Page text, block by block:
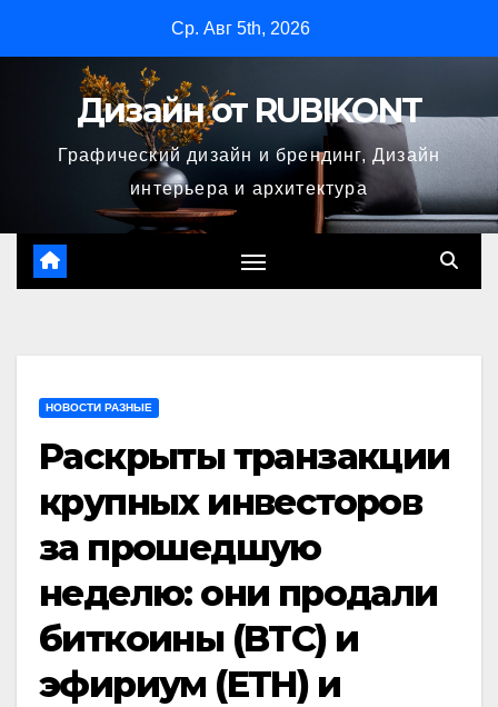
содержимому
Ср. Авг 5th, 2026
Дизайн от RUBIKONT
Графический дизайн и брендинг, Дизайн
интерьера и архитектура
НОВОСТИ РАЗНЫЕ
Раскрыты транзакции
крупных инвесторов
за прошедшую
неделю: они продали
биткоины (BTC) и
эфириум (ETH) и